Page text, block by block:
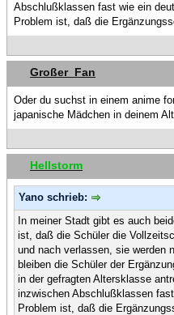
Abschlußklassen fast wie ein
Problem ist, daß die
Großer_Fan
Oder du suchst in einem anime
japanische Mädchen in deinem
Hellstorm
Yano schrieb:
In meiner Stadt gibt es auch
ist, daß die Schüler die
und nach verlassen, sie werden
bleiben die Schüler der
in der gefragten Altersklasse
inzwischen Abschlußklassen
Problem ist, daß die